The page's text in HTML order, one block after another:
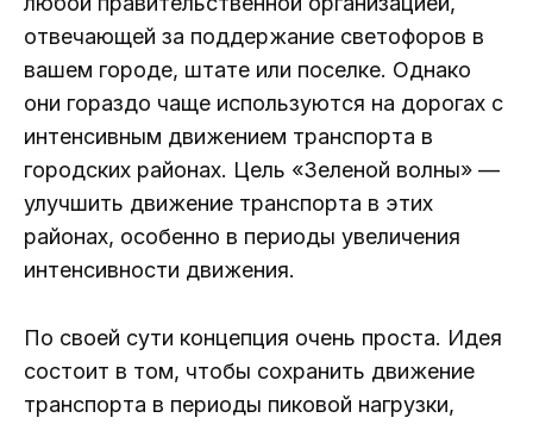
отвечающей за поддержание светофоров в
вашем городе, штате или поселке. Однако
они гораздо чаще используются на дорогах с
интенсивным движением транспорта в
городских районах. Цель «Зеленой волны» —
улучшить движение транспорта в этих
районах, особенно в периоды увеличения
интенсивности движения.
По своей сути концепция очень проста. Идея
состоит в том, чтобы сохранить движение
транспорта в периоды пиковой нагрузки,